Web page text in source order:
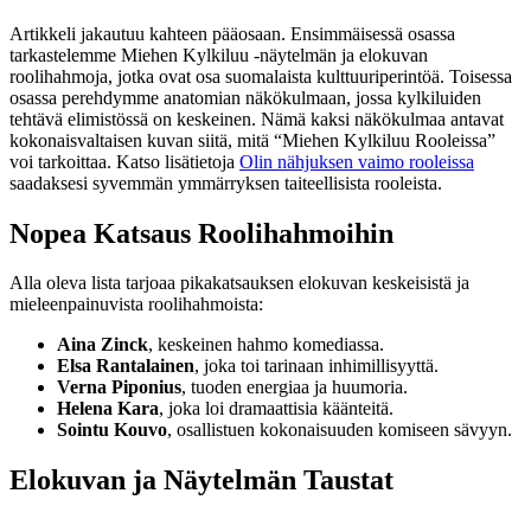
Artikkeli jakautuu kahteen pääosaan. Ensimmäisessä osassa
tarkastelemme Miehen Kylkiluu -näytelmän ja elokuvan
roolihahmoja, jotka ovat osa suomalaista kulttuuriperintöä. Toisessa
osassa perehdymme anatomian näkökulmaan, jossa kylkiluiden
tehtävä elimistössä on keskeinen. Nämä kaksi näkökulmaa antavat
kokonaisvaltaisen kuvan siitä, mitä “Miehen Kylkiluu Rooleissa”
voi tarkoittaa. Katso lisätietoja Olin nähjuksen vaimo rooleissa
saadaksesi syvemmän ymmärryksen taiteellisista rooleista.
Nopea Katsaus Roolihahmoihin
Alla oleva lista tarjoaa pikakatsauksen elokuvan keskeisistä ja
mieleenpainuvista roolihahmoista:
Aina Zinck, keskeinen hahmo komediassa.
Elsa Rantalainen, joka toi tarinaan inhimillisyyttä.
Verna Piponius, tuoden energiaa ja huumoria.
Helena Kara, joka loi dramaattisia käänteitä.
Sointu Kouvo, osallistuen kokonaisuuden komiseen sävyyn.
Elokuvan ja Näytelmän Taustat